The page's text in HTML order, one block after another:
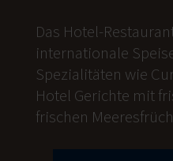
Das Hotel-
internationale
Spezialitäten wie
Hotel Gerichte mit
frischen